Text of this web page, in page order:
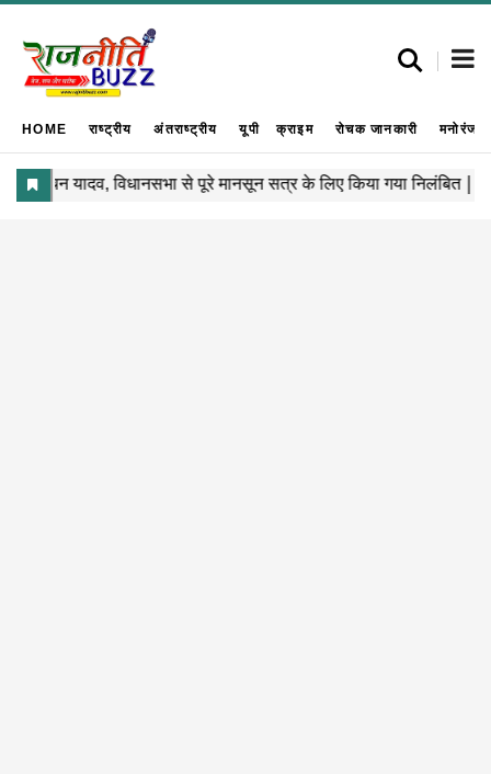
HOME राष्ट्रीय अंतराष्ट्रीय यूपी क्राइम रोचक जानकारी मनोरंजन